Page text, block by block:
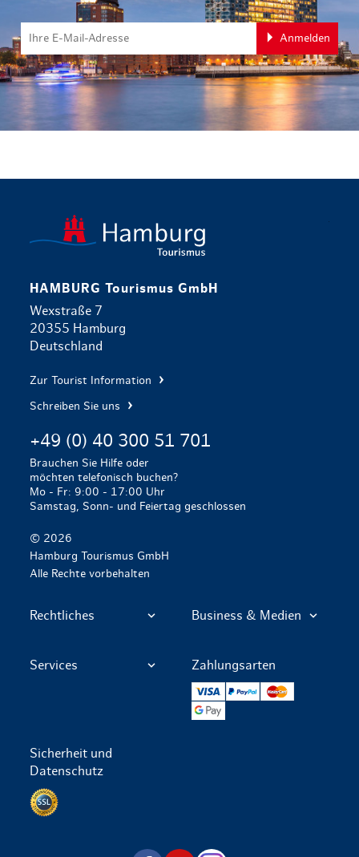
Anmelden
HAMBURG Tourismus GmbH
Wexstraße 7
20355 Hamburg
Deutschland
Zur Tourist Information
Schreiben Sie uns
+49 (0) 40 300 51 701
Brauchen Sie Hilfe oder
möchten telefonisch buchen?
Mo - Fr: 9:00 - 17:00 Uhr
Samstag, Sonn- und Feiertag geschlossen
© 2026
Hamburg Tourismus GmbH
Alle Rechte vorbehalten
Rechtliches Business & Medien
Services Zahlungsarten
PayPal
Sicherheit und
Datenschutz